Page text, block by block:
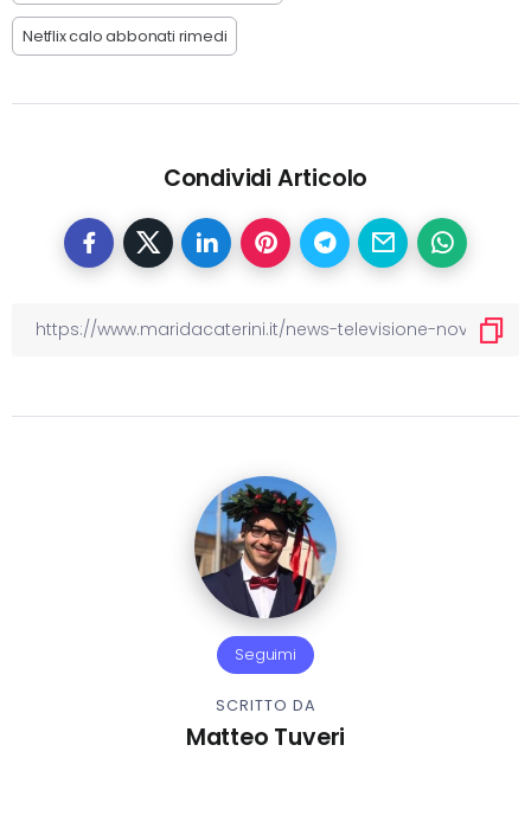
Netflix calo abbonati rimedi
Condividi Articolo
Seguimi
SCRITTO DA
Matteo Tuveri